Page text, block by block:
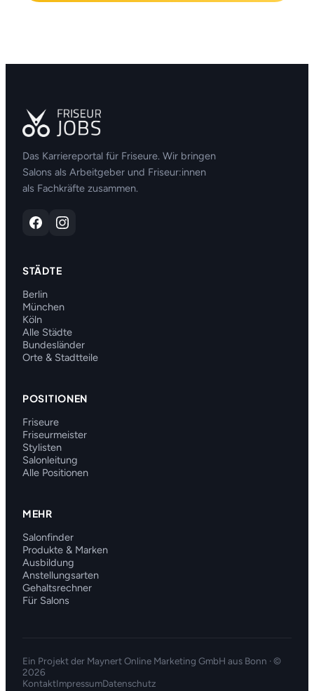
Das Karriereportal für Friseure. Wir bringen
Salons als Arbeitgeber und Friseur:innen
als Fachkräfte zusammen.
STÄDTE
Berlin
München
Köln
Alle Städte
Bundesländer
Orte & Stadtteile
POSITIONEN
Friseure
Friseurmeister
Stylisten
Salonleitung
Alle Positionen
MEHR
Salonfinder
Produkte & Marken
Ausbildung
Anstellungsarten
Gehaltsrechner
Für Salons
Ein Projekt der Maynert Online Marketing GmbH aus Bonn · ©
2026
KontaktImpressumDatenschutz